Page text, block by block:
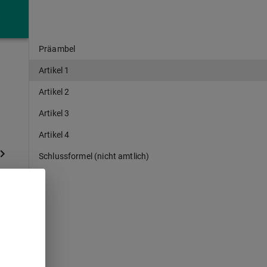
Präambel
Artikel 1
Artikel 2
Artikel 3
Artikel 4
Schlussformel (nicht amtlich)